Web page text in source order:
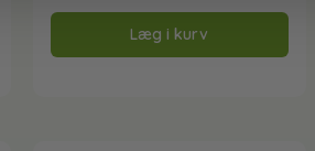
Læg i kurv